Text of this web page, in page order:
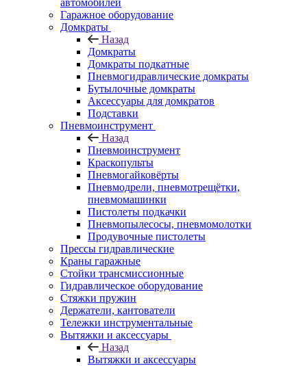
автомобилей
Гаражное оборудование
Домкраты
Назад
Домкраты
Домкраты подкатные
Пневмогидравлические домкраты
Бутылочные домкраты
Аксессуары для домкратов
Подставки
Пневмоинструмент
Назад
Пневмоинструмент
Краскопульты
Пневмогайковёрты
Пневмодрели, пневмотрещётки,
пневмомашинки
Пистолеты подкачки
Пневмопылесосы, пневмомолотки
Продувочные пистолеты
Прессы гидравлические
Краны гаражные
Стойки трансмиссионные
Гидравлическое оборудование
Стяжки пружин
Держатели, кантователи
Тележки инструментальные
Вытяжки и аксессуары
Назад
Вытяжки и аксессуары